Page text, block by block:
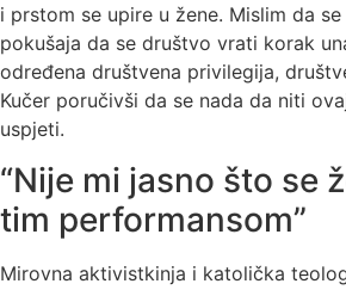
i prstom se upire u žene. Mislim da
pokušaja da se društvo vrati korak
određena društvena privilegija,
Kučer poručivši da se nada da niti
uspjeti.
“Nije mi jasno što se
tim performansom”
Mirovna aktivistkinja i katolička